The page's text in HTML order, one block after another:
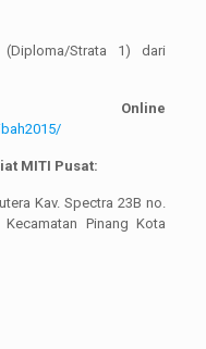
Strata 1) dari
Online
MITI Pusat:
Kav. Spectra 23B no.
Pinang Kota